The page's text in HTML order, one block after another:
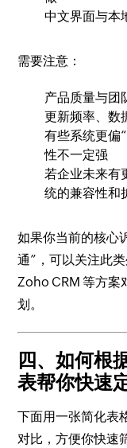
中文界面与本
需要注意：
产品质量与团
更新频率、数
有些系统更偏
性不一定强
若企业未来有
统的兼容性和
如果你当前的核心
通”，可以关注此
Zoho CRM 等方案
划。
四、如何根
表帮你快速
下面用一张简化表
对比，方便你快速